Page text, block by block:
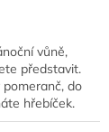
vůně,
představit.
do
hřebíček.